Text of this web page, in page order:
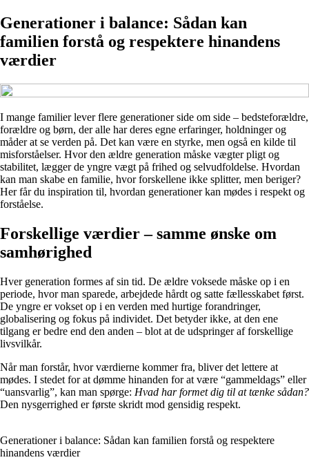
Generationer i balance: Sådan kan
familien forstå og respektere hinandens
værdier
I mange familier lever flere generationer side om side – bedsteforældre,
forældre og børn, der alle har deres egne erfaringer, holdninger og
måder at se verden på. Det kan være en styrke, men også en kilde til
misforståelser. Hvor den ældre generation måske vægter pligt og
stabilitet, lægger de yngre vægt på frihed og selvudfoldelse. Hvordan
kan man skabe en familie, hvor forskellene ikke splitter, men beriger?
Her får du inspiration til, hvordan generationer kan mødes i respekt og
forståelse.
Forskellige værdier – samme ønske om
samhørighed
Hver generation formes af sin tid. De ældre voksede måske op i en
periode, hvor man sparede, arbejdede hårdt og satte fællesskabet først.
De yngre er vokset op i en verden med hurtige forandringer,
globalisering og fokus på individet. Det betyder ikke, at den ene
tilgang er bedre end den anden – blot at de udspringer af forskellige
livsvilkår.
Når man forstår, hvor værdierne kommer fra, bliver det lettere at
mødes. I stedet for at dømme hinanden for at være “gammeldags” eller
“uansvarlig”, kan man spørge: Hvad har formet dig til at tænke sådan?
Den nysgerrighed er første skridt mod gensidig respekt.
Generationer i balance: Sådan kan familien forstå og respektere
hinandens værdier